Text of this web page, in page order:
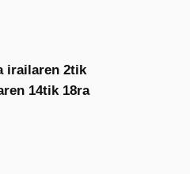
irailaren 2tik
14tik 18ra